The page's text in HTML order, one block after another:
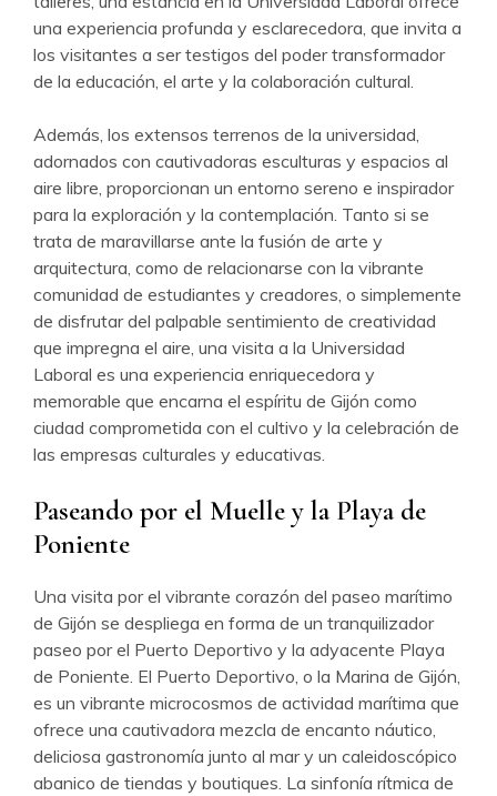
una experiencia profunda y esclarecedora, que invita a
los visitantes a ser testigos del poder transformador
de la educación, el arte y la colaboración cultural.
Además, los extensos terrenos de la universidad,
adornados con cautivadoras esculturas y espacios al
aire libre, proporcionan un entorno sereno e inspirador
para la exploración y la contemplación. Tanto si se
trata de maravillarse ante la fusión de arte y
arquitectura, como de relacionarse con la vibrante
comunidad de estudiantes y creadores, o simplemente
de disfrutar del palpable sentimiento de creatividad
que impregna el aire, una visita a la Universidad
Laboral es una experiencia enriquecedora y
memorable que encarna el espíritu de Gijón como
ciudad comprometida con el cultivo y la celebración de
las empresas culturales y educativas.
Paseando por el Muelle y la Playa de
Poniente
Una visita por el vibrante corazón del paseo marítimo
de Gijón se despliega en forma de un tranquilizador
paseo por el Puerto Deportivo y la adyacente Playa
de Poniente. El Puerto Deportivo, o la Marina de Gijón,
es un vibrante microcosmos de actividad marítima que
ofrece una cautivadora mezcla de encanto náutico,
deliciosa gastronomía junto al mar y un caleidoscópico
abanico de tiendas y boutiques. La sinfonía rítmica de